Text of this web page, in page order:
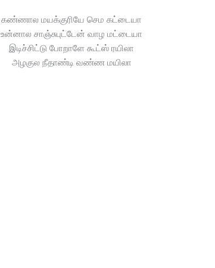
கண்ணால மயக்குரியே செம கட்டையா
உன்னால சாஞ்சுபுட்டேன் வாழ மட்டையா
இடிச்சிட்டு போறாளே கூட்ஸ் ரயிலா
அழகுல நீதாண்டி வண்ண மயிலா